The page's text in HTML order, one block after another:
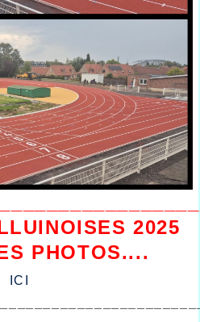
2025
PHOTOS....
ICI